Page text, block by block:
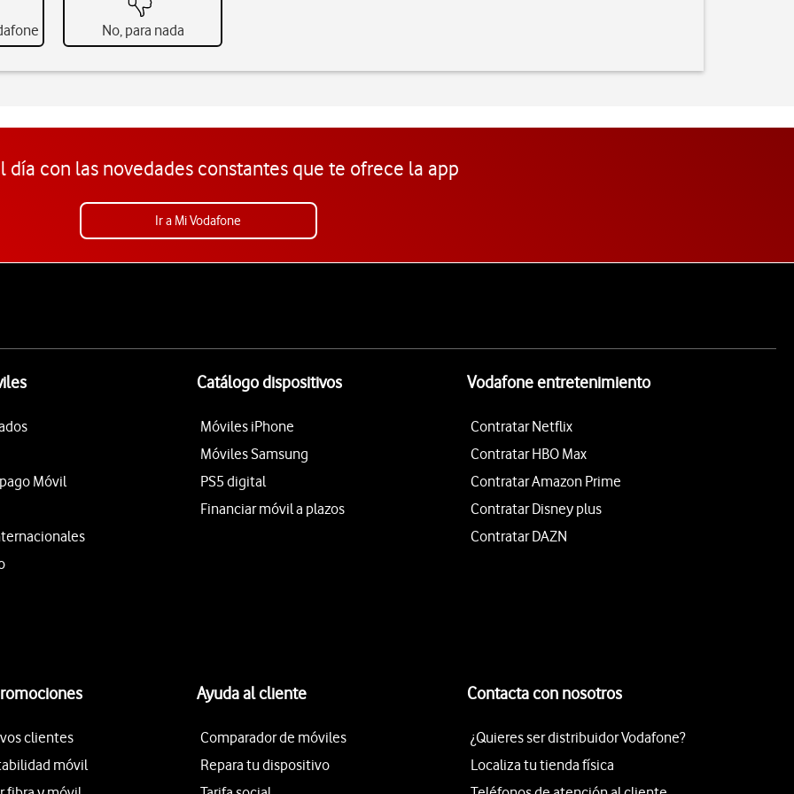
No, para nada
día con las novedades constantes que te ofrece la app
Ir a Mi Vodafone
Móvil
Catálogo dispositivos
Móviles iPhone
Móviles Samsung
PS5 digital
Financiar móvil a plazos
Vodafone entretenimiento
Contratar Netflix
Contratar HBO Max
Contratar Amazon Prime
Contratar Disney plus
Contratar DAZN
clientes
móvil
Ayuda al cliente
Comparador de móviles
Repara tu dispositivo
Contacta con nosotros
¿Quieres ser distribuidor Vodafone?
Localiza tu tienda física